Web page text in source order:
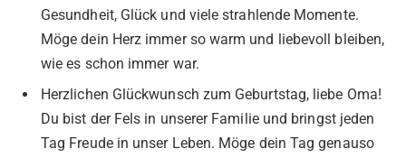
Gesundheit, Glück und viele strahlende Momente.
Möge dein Herz immer so warm und liebevoll bleiben,
wie es schon immer war.
Herzlichen Glückwunsch zum Geburtstag, liebe Oma!
Du bist der Fels in unserer Familie und bringst jeden
Tag Freude in unser Leben. Möge dein Tag genauso